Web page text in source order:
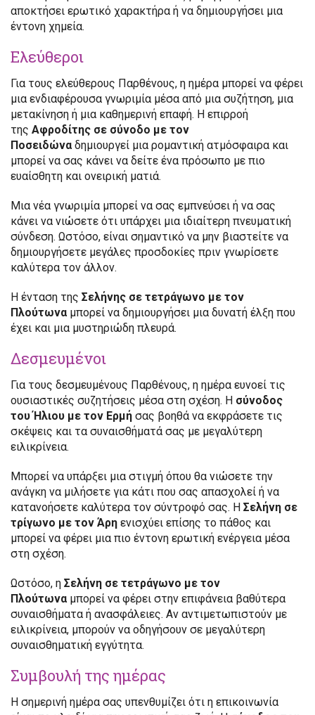
αποκτήσει ερωτικό χαρακτήρα ή να δημιουργήσει μια
έντονη χημεία.
Ελεύθεροι
Για τους ελεύθερους Παρθένους, η ημέρα μπορεί να φέρει
μια ενδιαφέρουσα γνωριμία μέσα από μια συζήτηση, μια
μετακίνηση ή μια καθημερινή επαφή. Η επιρροή
της Αφροδίτης σε σύνοδο με τον
Ποσειδώναδημιουργεί μια ρομαντική ατμόσφαιρα και
μπορεί να σας κάνει να δείτε ένα πρόσωπο με πιο
ευαίσθητη και ονειρική ματιά.
Μια νέα γνωριμία μπορεί να σας εμπνεύσει ή να σας
κάνει να νιώσετε ότι υπάρχει μια ιδιαίτερη πνευματική
σύνδεση. Ωστόσο, είναι σημαντικό να μην βιαστείτε να
δημιουργήσετε μεγάλες προσδοκίες πριν γνωρίσετε
καλύτερα τον άλλον.
Η ένταση της Σελήνης σε τετράγωνο με τον
Πλούτωναμπορεί να δημιουργήσει μια δυνατή έλξη που
έχει και μια μυστηριώδη πλευρά.
Δεσμευμένοι
Για τους δεσμευμένους Παρθένους, η ημέρα ευνοεί τις
ουσιαστικές συζητήσεις μέσα στη σχέση. Η σύνοδος
του Ήλιου με τον Ερμή σας βοηθά να εκφράσετε τις
σκέψεις και τα συναισθήματά σας με μεγαλύτερη
ειλικρίνεια.
Μπορεί να υπάρξει μια στιγμή όπου θα νιώσετε την
ανάγκη να μιλήσετε για κάτι που σας απασχολεί ή να
κατανοήσετε καλύτερα τον σύντροφό σας. Η Σελήνη σε
τρίγωνο με τον Άρη ενισχύει επίσης το πάθος και
μπορεί να φέρει μια πιο έντονη ερωτική ενέργεια μέσα
στη σχέση.
Ωστόσο, η Σελήνη σε τετράγωνο με τον
Πλούτωναμπορεί να φέρει στην επιφάνεια βαθύτερα
συναισθήματα ή ανασφάλειες. Αν αντιμετωπιστούν με
ειλικρίνεια, μπορούν να οδηγήσουν σε μεγαλύτερη
συναισθηματική εγγύτητα.
Συμβουλή της ημέρας
Η σημερινή ημέρα σας υπενθυμίζει ότι η επικοινωνία